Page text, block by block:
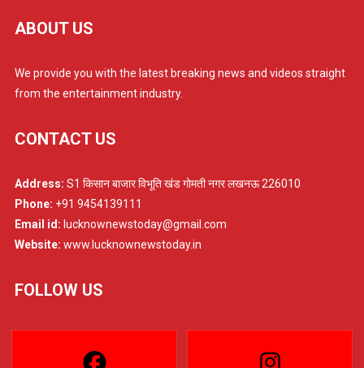
ABOUT US
We provide you with the latest breaking news and videos straight
from the entertainment industry.
CONTACT US
Address: S1 किसान बाजार विभूति खंड गोमती नगर लखनऊ 226010
Phone: +91 9454139111
Email id: lucknownewstoday@gmail.com
Website: www.lucknownewstoday.in
FOLLOW US